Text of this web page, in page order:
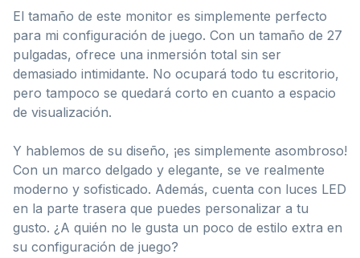
El tamaño de este monitor es simplemente perfecto
para mi configuración de juego. Con un tamaño de 27
pulgadas, ofrece una inmersión total sin ser
demasiado intimidante. No ocupará todo tu escritorio,
pero tampoco se quedará corto en cuanto a espacio
de visualización.
Y hablemos de su diseño, ¡es simplemente asombroso!
Con un marco delgado y elegante, se ve realmente
moderno y sofisticado. Además, cuenta con luces LED
en la parte trasera que puedes personalizar a tu
gusto. ¿A quién no le gusta un poco de estilo extra en
su configuración de juego?